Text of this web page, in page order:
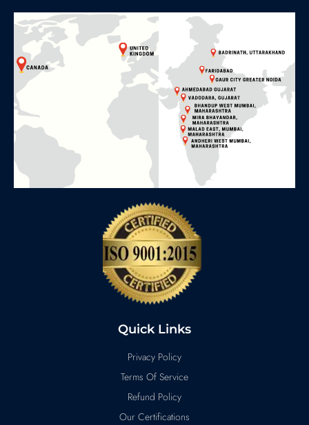
Quick Links
Privacy Policy
Terms Of Service
Refund Policy
Our Certifications